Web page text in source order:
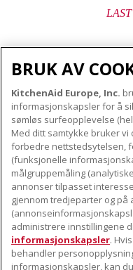
OM KITCHENAID
Merkets kjerne
Merkehistorie
ODR
VÅRE PRODUKTER
Små apparater
Produkttilbehør
KUNDESERVICE
Finn et servicesenter nær deg
Garanti og dokumenter
Kontaktinformasjon
FØLG OSS
BRUK AV
KitchenAid Europe, Inc.
informasjonskapsler for å
sømløs surfeopplevelse
Med ditt samtykke bruker
forbedre nettstedsytelsen,
(funksjonelle
målgruppemåling
annonser tilpasset
gjennom tredjeparter og
administrere innstillingene
informasjonskapsler.
behandler
informasjonskapsler, kan